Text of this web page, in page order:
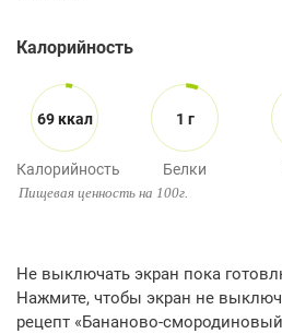
Калорийность
69 ккал
Калорийность
1 г
Белки
Пищевая ценность на 100г.